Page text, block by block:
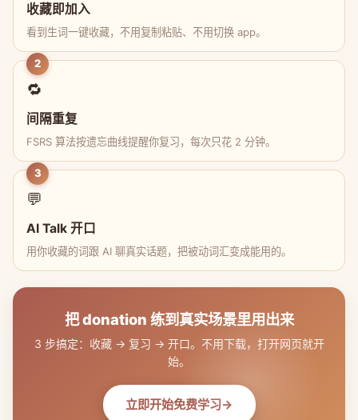
收藏即加入
看到生词一键收藏，不用复制粘贴、不用切换 app。
2
🔁
间隔重复
FSRS 算法按遗忘曲线提醒你复习，每次只花 2 分钟。
3
💬
AI Talk 开口
用你收藏的词跟 AI 聊真实话题，把被动词汇变成能用的。
把 donation 练到真实场景里用出来
3 步搞定：收藏 → 复习 → 开口。不用下载，打开网页就开
始。
立即开始免费学习